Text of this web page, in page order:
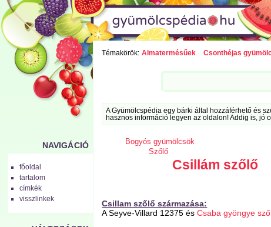
NAVIGÁCIÓ
főoldal
tartalom
címkék
visszlinkek
Témakörök: Almatermésűek Csonthéjas
A Gyümölcspédia egy bárki által hozzáférhető és
hasznos információ legyen az oldalon! Addig is, jó
Bogyós gyümölcsök
Szőlő
Csillám szőlő
Csillam szőlő származása:
A Seyve-Villard 12375 ésCsaba gyöngye